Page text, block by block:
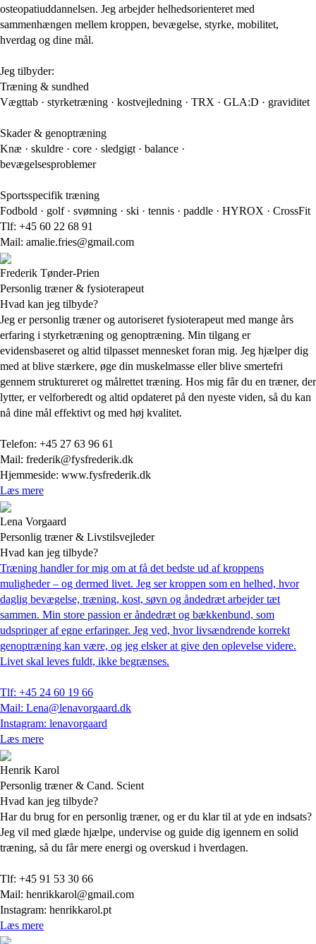
osteopatiuddannelsen. Jeg arbejder helhedsorienteret med
sammenhængen mellem kroppen, bevægelse, styrke, mobilitet,
hverdag og dine mål.
Jeg tilbyder:
Træning & sundhed
Vægttab · styrketræning · kostvejledning · TRX · GLA:D · graviditet
Skader & genoptræning
Knæ · skuldre · core · sledgigt · balance ·
bevægelsesproblemer
Sportsspecifik træning
Fodbold · golf · svømning · ski · tennis · paddle · HYROX · CrossFit
Tlf: +45 60 22 68 91
Mail: amalie.fries@gmail.com
Frederik Tønder-Prien
Personlig træner & fysioterapeut
Hvad kan jeg tilbyde?
Jeg er personlig træner og autoriseret fysioterapeut med mange års
erfaring i styrketræning og genoptræning. Min tilgang er
evidensbaseret og altid tilpasset mennesket foran mig. Jeg hjælper dig
med at blive stærkere, øge din muskelmasse eller blive smertefri
gennem struktureret og målrettet træning. Hos mig får du en træner, der
lytter, er velforberedt og altid opdateret på den nyeste viden, så du kan
nå dine mål effektivt og med høj kvalitet.
Telefon: +45 27 63 96 61
Mail: frederik@fysfrederik.dk
Hjemmeside: www.fysfrederik.dk
Læs mere
Lena Vorgaard
Personlig træner & Livstilsvejleder
Hvad kan jeg tilbyde?
Træning handler for mig om at få det bedste ud af kroppens
muligheder – og dermed livet. Jeg ser kroppen som en helhed, hvor
daglig bevægelse, træning, kost, søvn og åndedræt arbejder tæt
sammen. Min store passion er åndedræt og bækkenbund, som
udspringer af egne erfaringer. Jeg ved, hvor livsændrende korrekt
genoptræning kan være, og jeg elsker at give den oplevelse videre.
Livet skal leves fuldt, ikke begrænses.
Tlf: +45 24 60 19 66
Mail: Lena@lenavorgaard.dk
Instagram: lenavorgaard
Læs mere
Henrik Karol
Personlig træner & Cand. Scient
Hvad kan jeg tilbyde?
Har du brug for en personlig træner, og er du klar til at yde en indsats?
Jeg vil med glæde hjælpe, undervise og guide dig igennem en solid
træning, så du får mere energi og overskud i hverdagen.
Tlf: +45 91 53 30 66
Mail: henrikkarol@gmail.com
Instagram: henrikkarol.pt
Læs mere